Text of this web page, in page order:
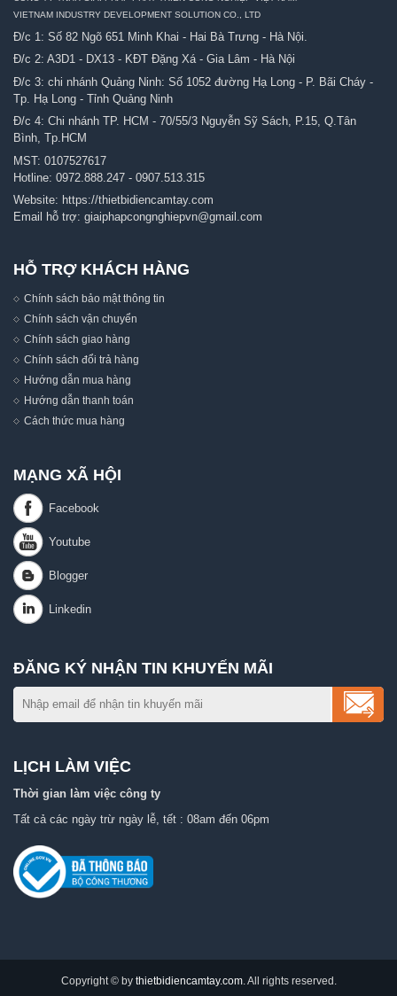
VIETNAM INDUSTRY DEVELOPMENT SOLUTION CO., LTD
Đ/c 1: Số 82 Ngõ 651 Minh Khai - Hai Bà Trưng - Hà Nội.
Đ/c 2: A3D1 - DX13 - KĐT Đặng Xá - Gia Lâm - Hà Nội
Đ/c 3: chi nhánh Quảng Ninh: Số 1052 đường Hạ Long - P. Bãi Cháy -
Tp. Hạ Long - Tỉnh Quảng Ninh
Đ/c 4: Chi nhánh TP. HCM - 70/55/3 Nguyễn Sỹ Sách, P.15, Q.Tân
Bình, Tp.HCM
MST: 0107527617
Hotline: 0972.888.247 - 0907.513.315
Website: https://thietbidiencamtay.com
Email hỗ trợ: giaiphapcongnghiepvn@gmail.com
HỖ TRỢ KHÁCH HÀNG
Chính sách bảo mật thông tin
Chính sách vận chuyển
Chính sách giao hàng
Chính sách đổi trả hàng
Hướng dẫn mua hàng
Hướng dẫn thanh toán
Cách thức mua hàng
MẠNG XÃ HỘI
ĐĂNG KÝ NHẬN TIN KHUYẾN MÃI
LỊCH LÀM VIỆC
Thời gian làm việc công ty
Tất cả các ngày trừ ngày lễ, tết : 08am đến 06pm
Copyright © by thietbidiencamtay.com. All rights reserved.